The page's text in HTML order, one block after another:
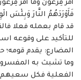
قد قام بعمله فعلا
للتأكيد على وقوعه
المضارع: يقدم قومه؛
وما تشبث به
الفعلية فكل سعيهم